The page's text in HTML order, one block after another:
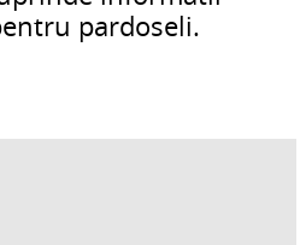
pardoseli.